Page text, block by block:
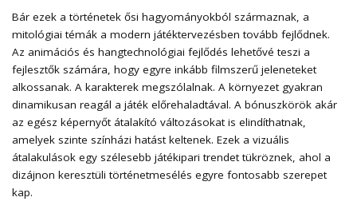
Bár ezek a történetek ősi hagyományokból származnak, a
mitológiai témák a modern játéktervezésben tovább fejlődnek.
Az animációs és hangtechnológiai fejlődés lehetővé teszi a
fejlesztők számára, hogy egyre inkább filmszerű jeleneteket
alkossanak. A karakterek megszólalnak. A környezet gyakran
dinamikusan reagál a játék előrehaladtával. A bónuszkörök akár
az egész képernyőt átalakító változásokat is elindíthatnak,
amelyek szinte színházi hatást keltenek. Ezek a vizuális
átalakulások egy szélesebb játékipari trendet tükröznek, ahol a
dizájnon keresztüli történetmesélés egyre fontosabb szerepet
kap.